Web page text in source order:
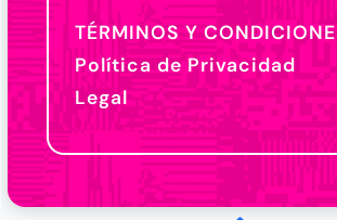
TÉRMINOS Y
Política de Privacidad
Legal